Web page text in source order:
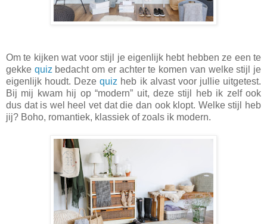
Om te kijken wat voor stijl je eigenlijk hebt hebben ze een te
gekke quiz bedacht om er achter te komen van welke stijl je
eigenlijk houdt. Dezequiz heb ik alvast voor jullie uitgetest.
Bij mij kwam hij op “modern” uit, deze stijl heb ik zelf ook
dus dat is wel heel vet dat die dan ook klopt. Welke stijl heb
jij? Boho, romantiek, klassiek of zoals ik modern.